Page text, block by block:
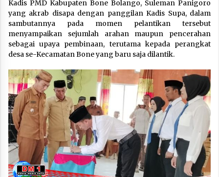
Kadis PMD Kabupaten Bone Bolango, Suleman Panigoro
yang akrab disapa dengan panggilan Kadis Supa, dalam
sambutannya pada momen pelantikan tersebut
menyampaikan sejumlah arahan maupun pencerahan
sebagai upaya pembinaan, terutama kepada perangkat
desa se-Kecamatan Bone yang baru saja dilantik.